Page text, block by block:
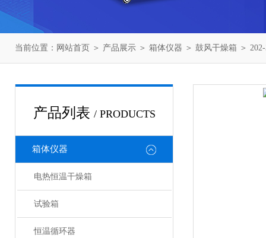
当前位置： 网站首页 ＞ 产品展示 ＞ 箱体仪器 ＞ 鼓风干燥箱 ＞
产品列表 / PRODUCTS
箱体仪器
电热恒温干燥箱
试验箱
恒温循环器